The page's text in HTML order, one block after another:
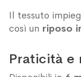
Il tessuto
così un riposo
Praticità e